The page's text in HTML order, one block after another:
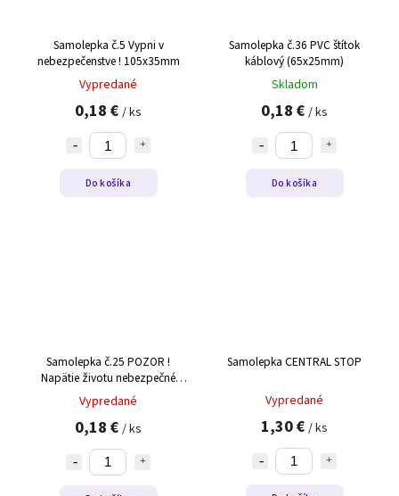
Samolepka č.5 Vypni v
nebezpečenstve ! 105x35mm
Vypredané
0,18 € / ks
Do košíka
Samolepka č.36 PVC štítok
káblový (65x25mm)
Skladom
0,18 € / ks
Do košíka
Samolepka č.25 POZOR !
Napätie životu nebezpečné
105x35mm
Vypredané
0,18 € / ks
Samolepka CENTRAL STOP
Vypredané
1,30 € / ks